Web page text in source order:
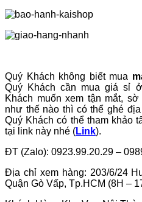
Quý Khách không biết mua
Quý Khách cần mua giá sỉ
Khách muốn xem tận mắt,
như thế nào thì có thể ghé
Quý Khách có thể tham khảo
tại link này nhé (Link).
ĐT (Zalo): 0923.99.20.29 –
Địa chỉ xem hàng: 203/6/24
Quận Gò Vấp, Tp.HCM (8H –